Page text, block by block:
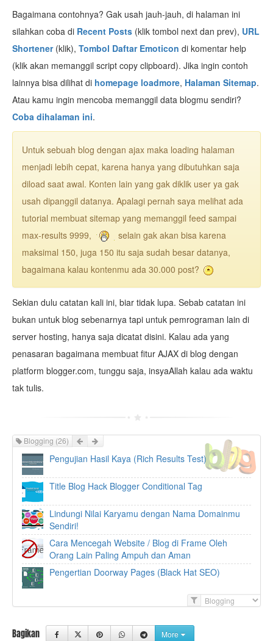
Bagaimana contohnya? Gak usah jauh-jauh, di halaman ini
silahkan coba di Recent Posts (klik tombol next dan prev), URL
Shortener(klik), Tombol Daftar Emoticon di komentar help
(klik akan memanggil script copy clipboard). Jika ingin contoh
lainnya bisa dilihat di homepage loadmore, Halaman Sitemap.
Atau kamu ingin mencoba memanggil data blogmu sendiri?
Coba dihalaman ini.
Untuk sebuah blog dengan ajax maka loading halaman
menjadi lebih cepat, karena hanya yang dibutuhkan saja
diload saat awal. Konten lain yang gak diklik user ya gak
usah dipanggil datanya. Apalagi pernah saya melihat ada
tutorial membuat sitemap yang memanggil feed sampai
max-results 9999,
selain gak akan bisa karena
maksimal 150, juga 150 itu saja sudah besar datanya,
bagaimana kalau kontenmu ada 30.000 post?
Sekian dulu catatan kali ini, biar tidak lupa. Sebab catatan ini
bukan untuk blog sebenarnya tapi untuk pemrograman lain di
server hosting, hanya saja dicatat disini. Kalau ada yang
penasaran bagaimana membuat fitur AJAX di blog dengan
platform blogger.com, tunggu saja, insyaAllah kalau ada waktu
tak tulis.
Blogging (26) Prev
Pengujian Hasil Kaya (Rich Results Test)
Title Blog Hack Blogger Conditional Tag
Lindungi Nilai Karyamu dengan Nama Domainmu
Sendiri!
Cara Mencegah Website / Blog di Frame Oleh
Orang Lain Paling Ampuh dan Aman
Pengertian Doorway Pages (Black Hat SEO)
Bagikan More